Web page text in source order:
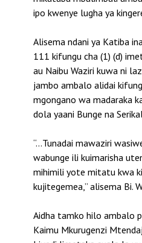
ipo kwenye lugha ya
Alisema ndani ya Katiba
111 kifungu cha (1) (d)
au Naibu Waziri kuwa ni
jambo ambalo alidai
mgongano wa madaraka
dola yaani Bunge na
“…Tunadai mawaziri
wabunge ili kuimarisha
mihimili yote mitatu kwa
kujitegemea,” alisema Bi.
Aidha tamko hilo ambalo
Kaimu Mkurugenzi